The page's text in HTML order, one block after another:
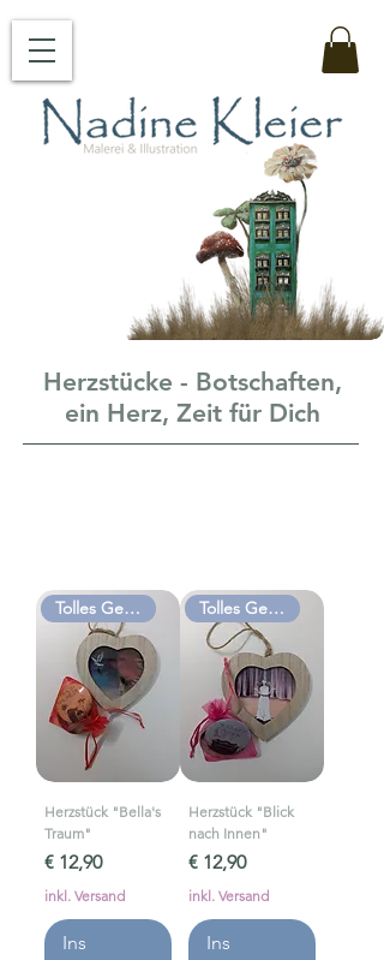
Herzstücke - Botschaften,
ein Herz, Zeit für Dich
Tolles Geschenk
Herzstück "Bella's
Traum"
Preis
€ 12,90
inkl. Versand
Ins
Tolles Geschenk
Herzstück "Blick
nach Innen"
Preis
€ 12,90
inkl. Versand
Ins